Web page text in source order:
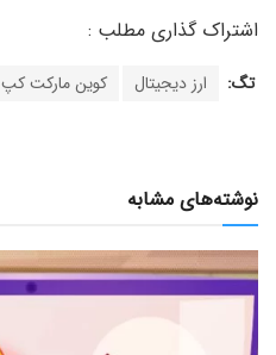
تگ: ارز دیجیتال کوین مارکت کپ
نوشته‌های مشابه